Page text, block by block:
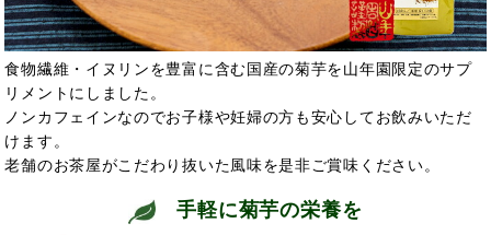
食物繊維・イヌリンを豊富に含む国産の菊芋を山年園限定のサプ
リメントにしました。
ノンカフェインなのでお子様や妊婦の方も安心してお飲みいただ
けます。
老舗のお茶屋がこだわり抜いた風味を是非ご賞味ください。
手軽に菊芋の栄養を